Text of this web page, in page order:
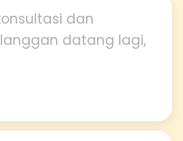
dan
datang lagi,